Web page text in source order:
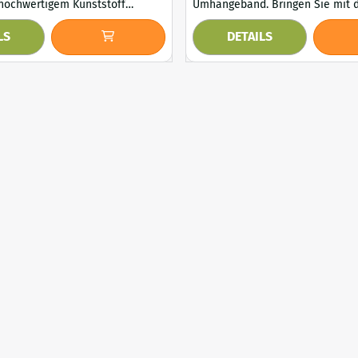
Kunststoff
den Innen- und Außenbereich.
majestätischen Look eines
mit dieser
Umhängeband. Bringen Sie mit dieser
wunderschönen Kuhstatue den
Bauernhofs in Ihren Garten oder
Diese detailreiche, schwarz-
DETAILS